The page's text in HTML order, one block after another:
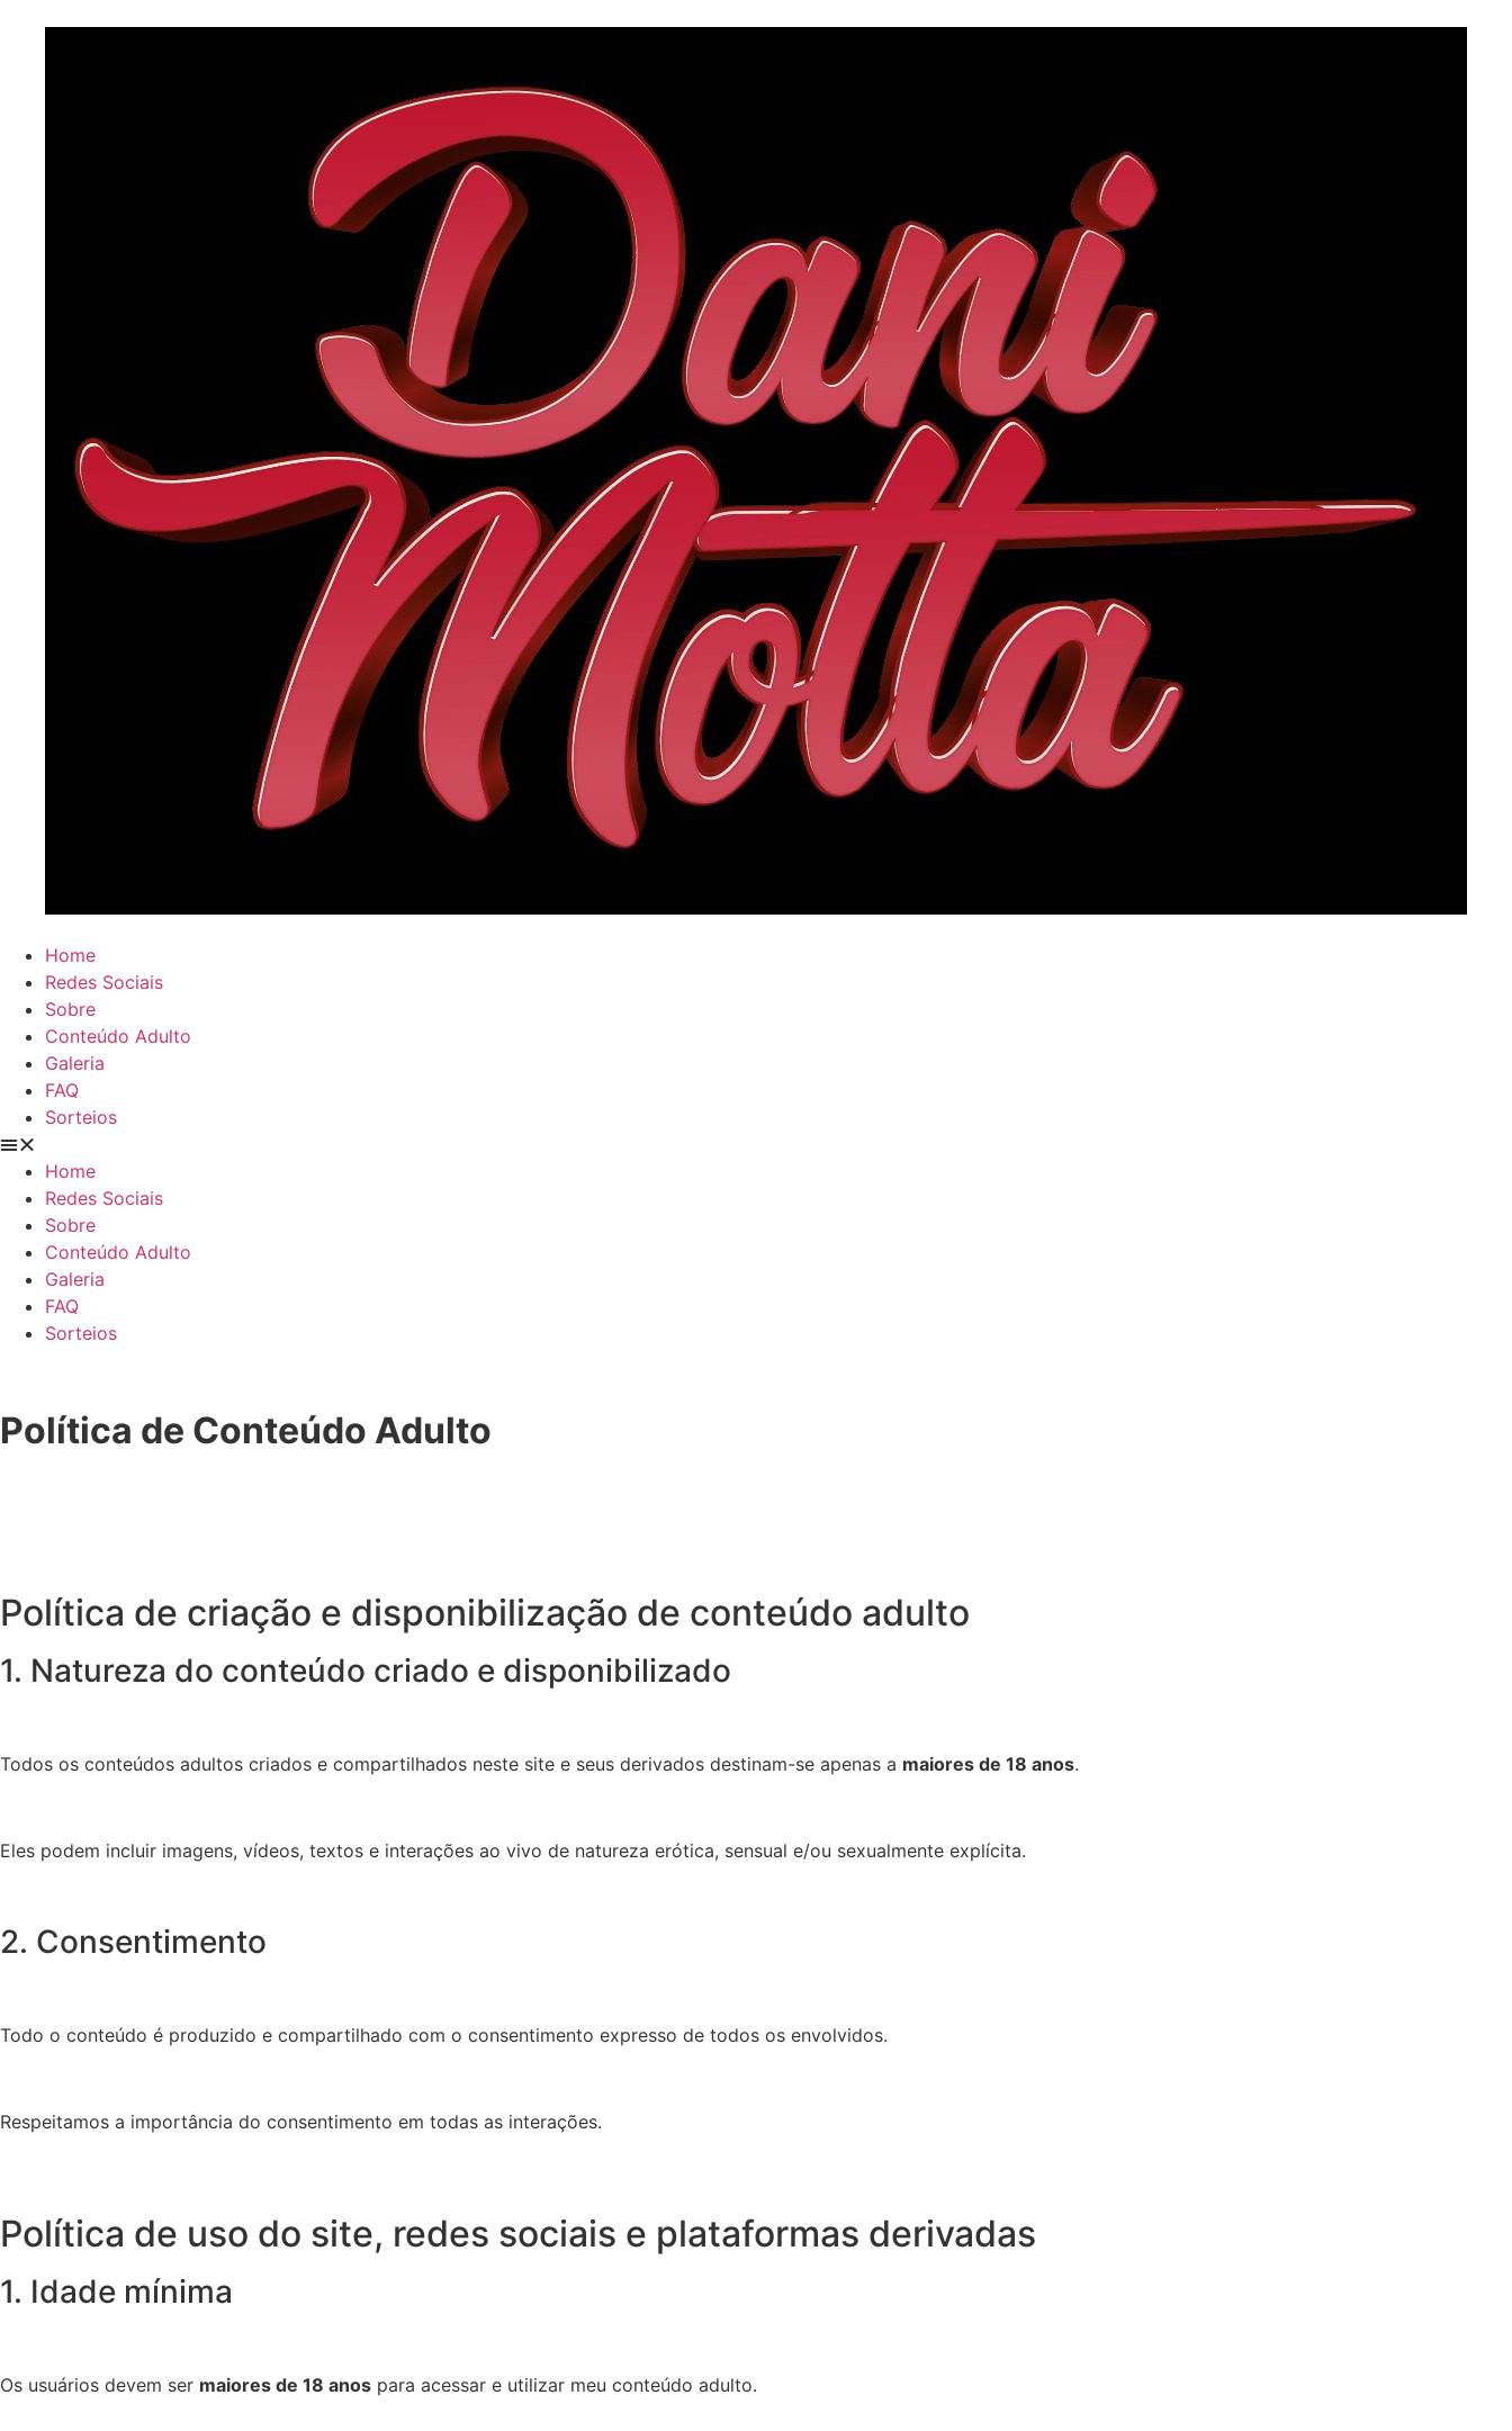
Home
Redes Sociais
Sobre
Conteúdo Adulto
Galeria
FAQ
Sorteios
Home
Redes Sociais
Sobre
Conteúdo Adulto
Galeria
FAQ
Sorteios
Política de Conteúdo Adulto
Política de criação e disponibilização de conteúdo adulto
1. Natureza do conteúdo criado e disponibilizado
Todos os conteúdos adultos criados e compartilhados neste site e seus derivados destinam-se apenas a maiores de 18 anos.
Eles podem incluir imagens, vídeos, textos e interações ao vivo de natureza erótica, sensual e/ou sexualmente explícita.
2. Consentimento
Todo o conteúdo é produzido e compartilhado com o consentimento expresso de todos os envolvidos.
Respeitamos a importância do consentimento em todas as interações.
Política de uso do site, redes sociais e plataformas derivadas
1. Idade mínima
Os usuários devem ser maiores de 18 anos para acessar e utilizar meu conteúdo adulto.